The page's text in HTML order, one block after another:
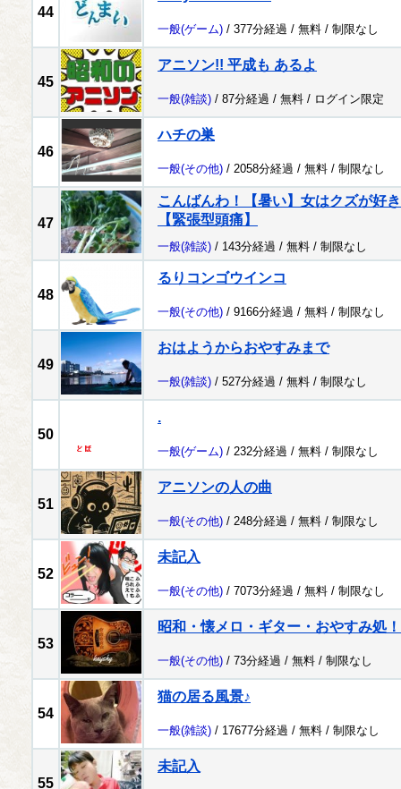
44
一般(ゲーム) / 377分経過 / 無料 / 制限なし
45
アニソン!! 平成も あるよ
一般(雑談) / 87分経過 / 無料 / ログイン限定
46
ハチの巣
一般(その他) / 2058分経過 / 無料 / 制限なし
47
こんばんわ！【暑い】女はクズが好
【緊張型頭痛】
一般(雑談) / 143分経過 / 無料 / 制限なし
48
るりコンゴウインコ
一般(その他) / 9166分経過 / 無料 / 制限なし
49
おはようからおやすみまで
一般(雑談) / 527分経過 / 無料 / 制限なし
50
.
一般(ゲーム) / 232分経過 / 無料 / 制限なし
51
アニソンの人の曲
一般(その他) / 248分経過 / 無料 / 制限なし
52
未記入
一般(その他) / 7073分経過 / 無料 / 制限なし
53
昭和・懐メロ・ギター・おやすみ処！
一般(その他) / 73分経過 / 無料 / 制限なし
54
猫の居る風景♪
一般(雑談) / 17677分経過 / 無料 / 制限なし
55
未記入